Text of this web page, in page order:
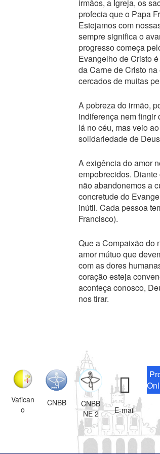
irmãos, a Igreja, os
profecia que o Papa
Estejamos com
sempre significa o
progresso começa
Evangelho de Cristo
da Carne de Cristo
cercados de muitas
A pobreza do irmão,
indiferença nem fingir
lá no céu, mas veio
solidariedade de
A exigência do amor
empobrecidos.
não abandonemos a
concretude do
inútil. Cada pessoa
Francisco).
Que a Compaixão do
amor mútuo que
com as dores
coração esteja
aconteça conosco,
nos tirar.
Vatican
o
CNBB
CNBB
NE 2
E-mail